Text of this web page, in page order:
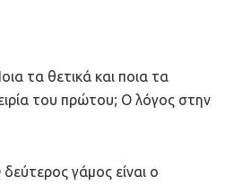
τα θετικά και ποια τα
του πρώτου; Ο λόγος στην
γάμος είναι ο